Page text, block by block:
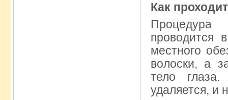
Как
проводится
местного
волоски, а
тело
удаляется, и